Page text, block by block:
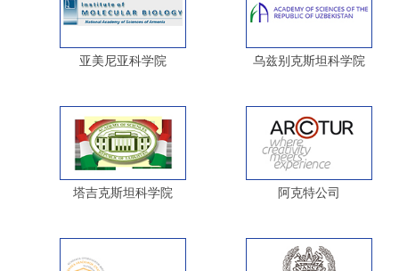
亚美尼亚科学院 乌兹别克斯坦科学院
塔吉克斯坦科学院 阿克特公司